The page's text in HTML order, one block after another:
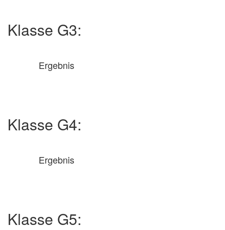
Klasse G3:
Ergebnis
Klasse G4:
Ergebnis
Klasse G5: